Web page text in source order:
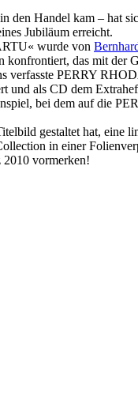
den Handel kam –
Jubiläum erreicht.
wurde von
das mit
verfasste PERRY
und als CD dem
bei dem auf die
gestaltet hat, eine
in einer
vormerken!